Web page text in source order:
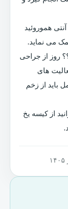
هموروئید
می نماید.
روز از جراحی
های
باید از زخم
از کیسه یخ